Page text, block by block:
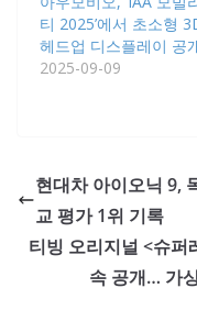
티 2025’에서 초소형
헤드업 디스플레이 공
2025-09-09
현대차 아이오닉 9,
교 평가 1위 기록
티빙 오리지널 <슈퍼
속 공개… 가